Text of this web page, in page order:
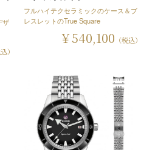
ザ
）
フルハイテクセラミックのケース＆ブ
レスレットのTrue Square
￥540,100 （税込）